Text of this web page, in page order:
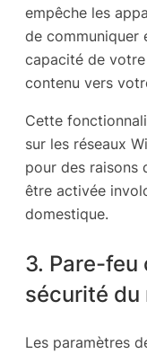
empêche les
de communiquer
capacité de
contenu vers
Cette
sur les réseaux
pour des raisons
être activée
domestique.
3. Pare-feu
sécurité du
Les paramètres